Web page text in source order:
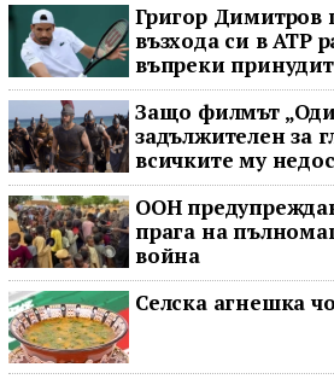
Григор Димитров
възхода си в ATP
въпреки
Защо филмът
задължителен за
всичките му
ООН
прага на
война
Селска агнешка